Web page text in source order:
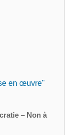
en œuvre"
– Non à